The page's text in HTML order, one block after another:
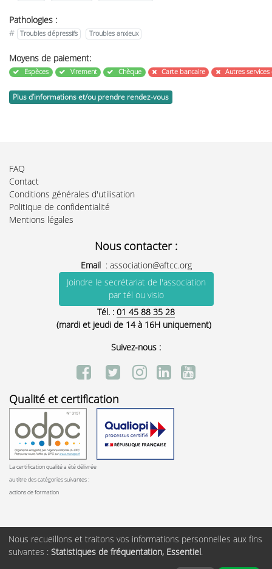
Pathologies :
#
Troubles dépressifs Troubles anxieux
Moyens de paiement:
Espèces Virement Chèque Carte bancaire Autres
Plus d’informations et/ou prendre rendez-vous
FAQ
Contact
Conditions générales d'utilisation
Politique de confidentialité
Mentions légales
Nous contacter :
Email : association@aftcc.org
Joindre le secrétariat de l'association
par tél ou visio
Tél. : 01 45 88 35 28
(mardi et jeudi de 14 à 16H uniquement)
Suivez-nous :
Qualité et certification
La certification qualité a été délivrée
au titre des catégories suivantes :
actions de formation
Nous recueillons et traitons vos informations personnelles aux fins
suivantes : Statistiques de fréquentation, Essentiel .